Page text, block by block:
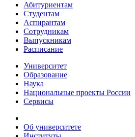
Абитуриентам
Студентам
Аспирантам
Сотрудникам
Выпускникам
Расписание
Университет
Образование
Наука
Национальные проекты России
Сервисы
Об университете